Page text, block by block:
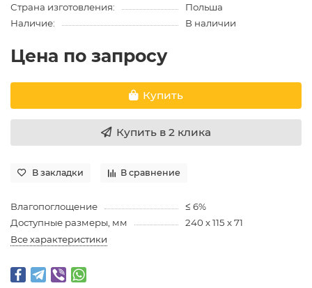
Страна изготовления:
Польша
Наличие:
В наличии
Цена по запросу
Купить
Купить в 2 клика
В закладки В сравнение
Влагопоглощение
≤ 6%
Доступные размеры, мм
240 х 115 х 71
Все характеристики